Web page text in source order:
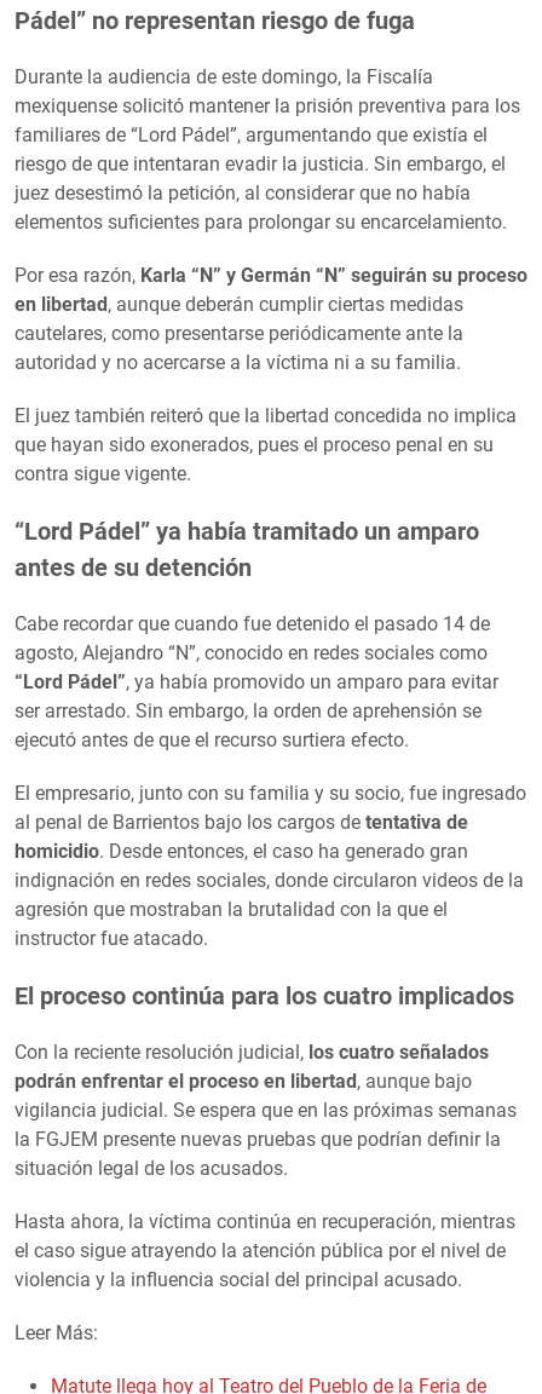
Pádel” no representan riesgo de fuga
Durante la audiencia de este domingo, la Fiscalía
mexiquense solicitó mantener la prisión preventiva para los
familiares de “Lord Pádel”, argumentando que existía el
riesgo de que intentaran evadir la justicia. Sin embargo, el
juez desestimó la petición, al considerar que no había
elementos suficientes para prolongar su encarcelamiento.
Por esa razón, Karla “N” y Germán “N” seguirán su proceso
en libertad, aunque deberán cumplir ciertas medidas
cautelares, como presentarse periódicamente ante la
autoridad y no acercarse a la víctima ni a su familia.
El juez también reiteró que la libertad concedida no implica
que hayan sido exonerados, pues el proceso penal en su
contra sigue vigente.
“Lord Pádel” ya había tramitado un amparo
antes de su detención
Cabe recordar que cuando fue detenido el pasado 14 de
agosto, Alejandro “N”, conocido en redes sociales como
“Lord Pádel”, ya había promovido un amparo para evitar
ser arrestado. Sin embargo, la orden de aprehensión se
ejecutó antes de que el recurso surtiera efecto.
El empresario, junto con su familia y su socio, fue ingresado
al penal de Barrientos bajo los cargos de tentativa de
homicidio. Desde entonces, el caso ha generado gran
indignación en redes sociales, donde circularon videos de la
agresión que mostraban la brutalidad con la que el
instructor fue atacado.
El proceso continúa para los cuatro implicados
Con la reciente resolución judicial, los cuatro señalados
podrán enfrentar el proceso en libertad, aunque bajo
vigilancia judicial. Se espera que en las próximas semanas
la FGJEM presente nuevas pruebas que podrían definir la
situación legal de los acusados.
Hasta ahora, la víctima continúa en recuperación, mientras
el caso sigue atrayendo la atención pública por el nivel de
violencia y la influencia social del principal acusado.
Leer Más:
Matute llega hoy al Teatro del Pueblo de la Feria de